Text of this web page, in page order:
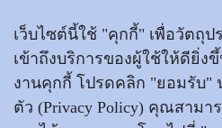
ข้อตกลงและเงื่อนไขการใช้บริก
ข้อมูลส่วน
เว็บไซต์นี้ใช้ "คุกกี้" เพื่อวัตถุ
เข้าถึงบริการของผู้ใช้ให้ดียิ่ง
งานคุกกี้ โปรดคลิก "ยอมรับ"
ตัว (Privacy Policy) คุณสาม